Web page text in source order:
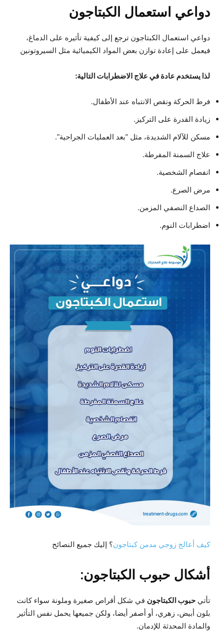
دواعي استعمال الكبتاجون
دواعي استعمال الكبتاجون ترجع إلى كيفية تأثيره على الدماغ،
فيعمل على إعادة توازن بعض المواد الكيميائية مثل السيروتونين
لذا يستخدم عادة في علاج الاضطرابات التالية:
فرط الحركة ونقص الانتباه عند الأطفال.
زيادة القدرة على التركيز.
مسكن للآلام الشديدة، مثل “بعد العمليات الجراحية”.
علاج السمنة المفرطة.
انفصام الشخصية.
مرض الصرع.
الصداع النصفي المزمن.
اضطرابات النوم.
كيف أعالج زوجي مدمن كبتاجون؟ إليك جميع النصائح
أشكال حبوب الكبتاجون:
تأتي حبوب الكبتاجون في شكل أقراص صغيرة وملونة سواء كانت
بلون أبيض، زهري، أو أصفر أيضا، ولكن جميعها يحمل نفس التأثير
والمادة المحدثة للإدمان.